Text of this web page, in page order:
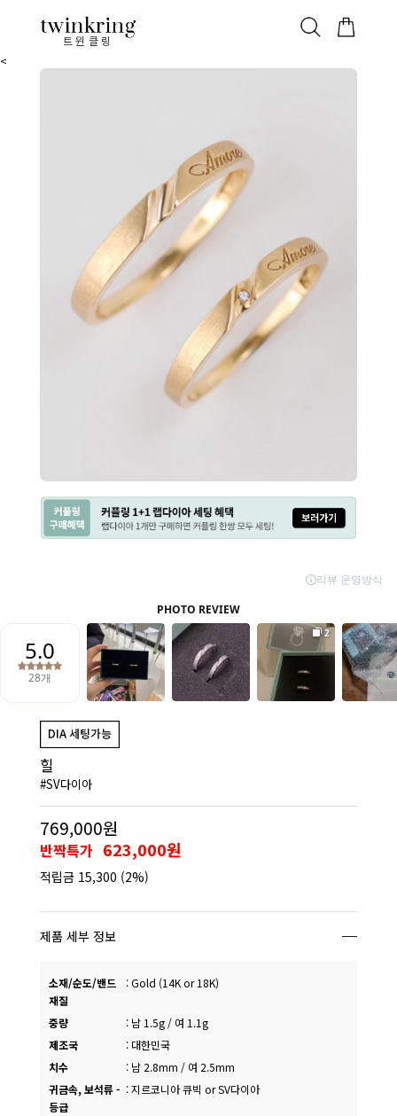
트윈클링
ALL 베스트 안쪽막음 웨딩/다이아 가드링/반지
<
힐
#SV다이아
769,000원
반짝특가 623,000원
적립금 15,300 (2%)
제품 세부 정보
소재/순도/밴드
재질
:Gold (14K or 18K)
중량 : 남 1.5g / 여 1.1g
제조국
: 대한민국
치수
: 남 2.8mm / 여 2.5mm
귀금속, 보석류 -
등급
:지르코니아 큐빅 or SV다이아